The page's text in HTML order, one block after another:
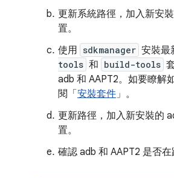
更新系統路徑，加入新安
置。
使用 sdkmanager 安裝最
tools 和 build-tools
adb 和 AAPT2。如要瞭解
閱「 安裝套件」。
更新路徑，加入新安裝的
置。
確認 adb 和 AAPT2 是否在